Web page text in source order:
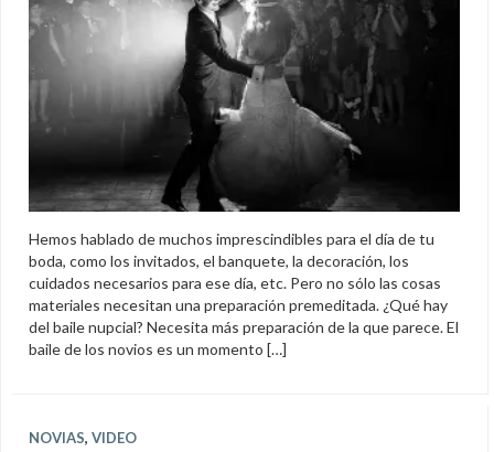
Hemos hablado de muchos imprescindibles para el día de tu
boda, como los invitados, el banquete, la decoración, los
cuidados necesarios para ese día, etc. Pero no sólo las cosas
materiales necesitan una preparación premeditada. ¿Qué hay
del baile nupcial? Necesita más preparación de la que parece. El
baile de los novios es un momento […]
NOVIAS, VIDEO